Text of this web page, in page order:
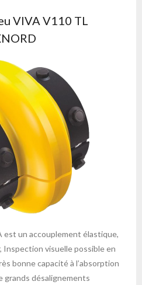
VIVA V110 TL
est un accouplement élastique,
Inspection visuelle possible en
bonne capacité à l’absorption
grands désalignements